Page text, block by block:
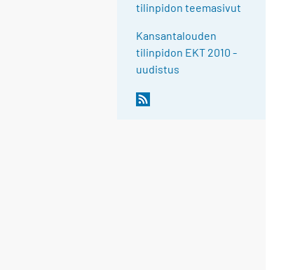
tilinpidon teemasivut
Kansantalouden
tilinpidon EKT 2010 -
uudistus